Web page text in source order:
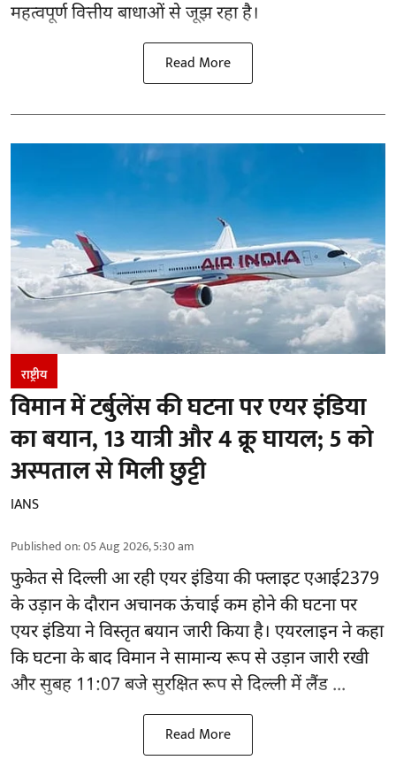
महत्वपूर्ण वित्तीय बाधाओं से जूझ रहा है।
Read More
राष्ट्रीय
विमान में टर्बुलेंस की घटना पर एयर इंडिया
का बयान, 13 यात्री और 4 क्रू घायल; 5 को
अस्पताल से मिली छुट्टी
IANS
Published on:05 Aug 2026, 5:30 am
फुकेत सेदिल्लीआ रही एयर इंडिया की फ्लाइट एआई2379
के उड़ान के दौरान अचानक ऊंचाई कम होने की घटना पर
एयर इंडिया ने विस्तृत बयान जारी किया है। एयरलाइन ने कहा
कि घटना के बाद विमान ने सामान्य रूप से उड़ान जारी रखी
और सुबह 11:07 बजे सुरक्षित रूप से दिल्ली में लैंड ...
Read More